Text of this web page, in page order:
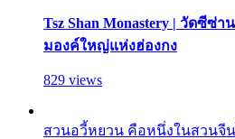
Tsz Shan Monastery | วัดซีซ่
มองค์ใหญ่แห่งฮ่องกง
829 views
สวนอวี้หยวน คือหนึ่งในสวนจี